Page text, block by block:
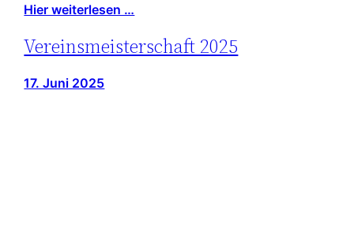
Hier weiterlesen …
Vereinsmeisterschaft 2025
17. Juni 2025